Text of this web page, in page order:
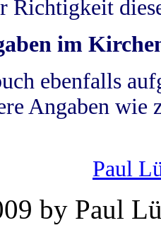
Richtigkeit
im
ebenfalls
Angaben wie
Paul
by Paul